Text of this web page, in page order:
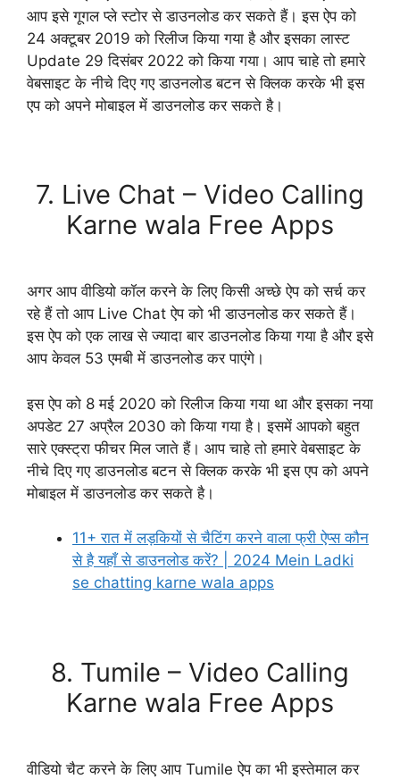
आप इसे गूगल प्ले स्टोर से डाउनलोड कर सकते हैं। इस ऐप को
24 अक्टूबर 2019 को रिलीज किया गया है और इसका लास्ट
Update 29 दिसंबर 2022 को किया गया। आप चाहे तो हमारे
वेबसाइट के नीचे दिए गए डाउनलोड बटन से क्लिक करके भी इस
एप को अपने मोबाइल में डाउनलोड कर सकते है।
7. Live Chat – Video Calling
Karne wala Free Apps
अगर आप वीडियो कॉल करने के लिए किसी अच्छे ऐप को सर्च कर
रहे हैं तो आप Live Chat ऐप को भी डाउनलोड कर सकते हैं।
इस ऐप को एक लाख से ज्यादा बार डाउनलोड किया गया है और इसे
आप केवल 53 एमबी में डाउनलोड कर पाएंगे।
इस ऐप को 8 मई 2020 को रिलीज किया गया था और इसका नया
अपडेट 27 अप्रैल 2030 को किया गया है। इसमें आपको बहुत
सारे एक्स्ट्रा फीचर मिल जाते हैं। आप चाहे तो हमारे वेबसाइट के
नीचे दिए गए डाउनलोड बटन से क्लिक करके भी इस एप को अपने
मोबाइल में डाउनलोड कर सकते है।
11+ रात में लड़कियों से चैटिंग करने वाला फ्री ऐप्स कौन
से है यहाँ से डाउनलोड करें? | 2024 Mein Ladki
se chatting karne wala apps
8. Tumile – Video Calling
Karne wala Free Apps
वीडियो चैट करने के लिए आप Tumile ऐप का भी इस्तेमाल कर